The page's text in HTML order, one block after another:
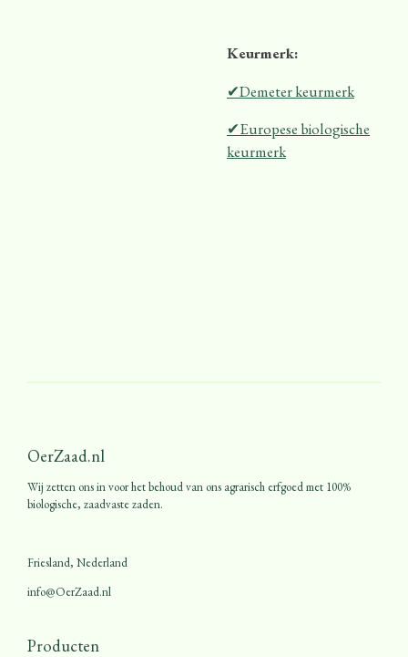
Keurmerk:
✔Demeter keurmerk
✔Europese biologische
keurmerk
OerZaad.nl
Wij zetten ons in voor het behoud van ons agrarisch erfgoed met 100%
biologische, zaadvaste zaden.
Friesland, Nederland
info@OerZaad.nl
Producten